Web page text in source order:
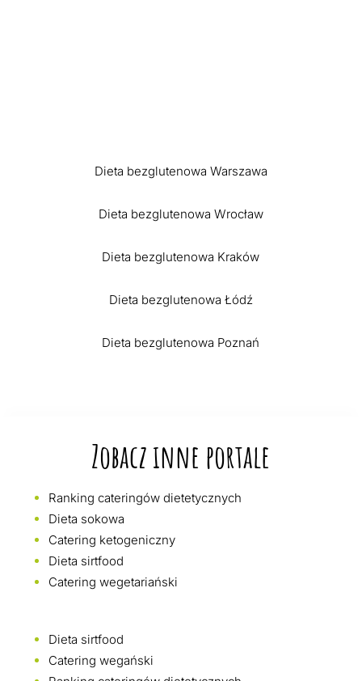
Dieta bezglutenowa Warszawa
Dieta bezglutenowa Wrocław
Dieta bezglutenowa Kraków
Dieta bezglutenowa Łódź
Dieta bezglutenowa Poznań
Zobacz inne portale
Ranking cateringów dietetycznych
Dieta sokowa
Catering ketogeniczny
Dieta sirtfood
Catering wegetariański
Dieta sirtfood
Catering wegański